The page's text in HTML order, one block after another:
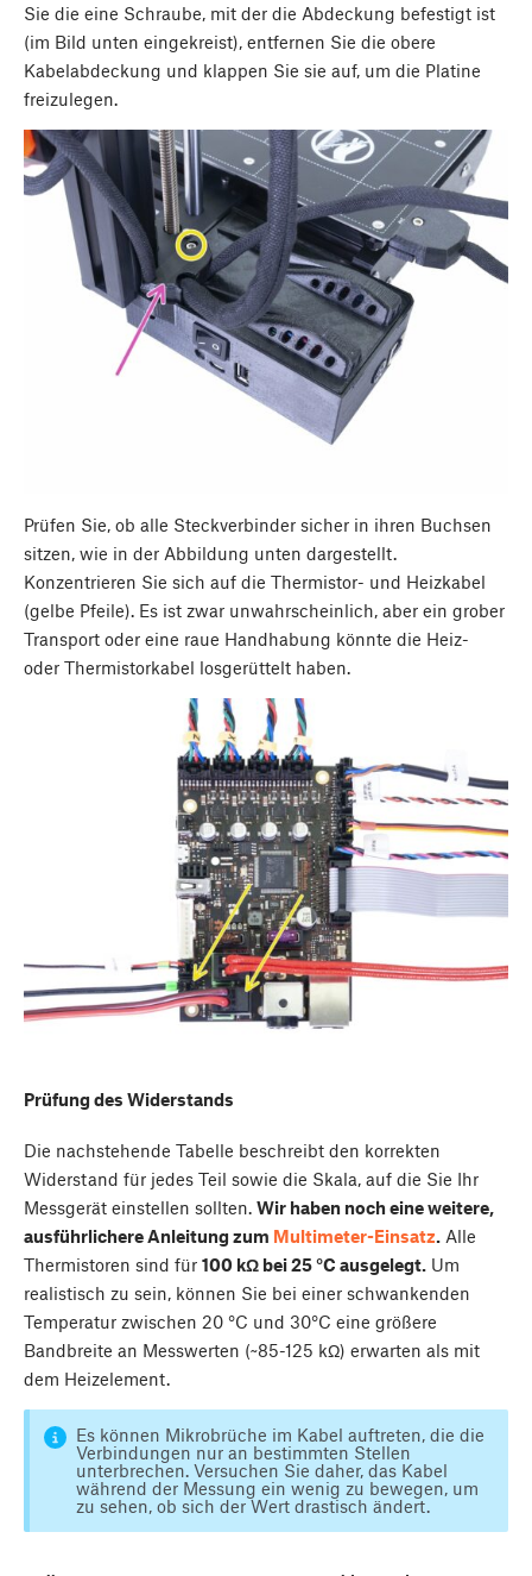
Sie die eine Schraube, mit der die Abdeckung befestigt ist
(im Bild unten eingekreist), entfernen Sie die obere
Kabelabdeckung und klappen Sie sie auf, um die Platine
freizulegen.
Prüfen Sie, ob alle Steckverbinder sicher in ihren Buchsen
sitzen, wie in der Abbildung unten dargestellt.
Konzentrieren Sie sich auf die Thermistor- und Heizkabel
(gelbe Pfeile). Es ist zwar unwahrscheinlich, aber ein grober
Transport oder eine raue Handhabung könnte die Heiz-
oder Thermistorkabel losgerüttelt haben.
Prüfung des Widerstands
Die nachstehende Tabelle beschreibt den korrekten
Widerstand für jedes Teil sowie die Skala, auf die Sie Ihr
Messgerät einstellen sollten. Wir haben noch eine weitere,
ausführlichere Anleitung zum Multimeter-Einsatz Alle
Thermistoren sind für 100 kΩ bei 25 °C ausgelegt. Um
realistisch zu sein, können Sie bei einer schwankenden
Temperatur zwischen 20 °C und 30°C eine größere
Bandbreite an Messwerten (~85-125 kΩ) erwarten als mit
dem Heizelement.
Es können Mikrobrüche im Kabel auftreten, die die
Verbindungen nur an bestimmten Stellen
unterbrechen. Versuchen Sie daher, das Kabel
während der Messung ein wenig zu bewegen, um
zu sehen, ob sich der Wert drastisch ändert.